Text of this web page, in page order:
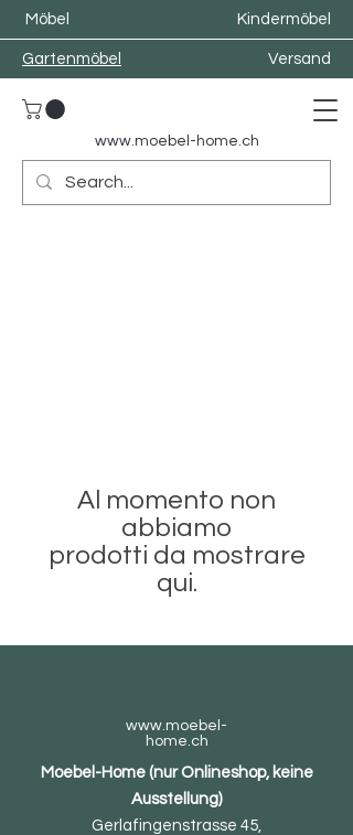
Möbel Kindermöbel
Gartenmöbel Versand
www.moebel-home. ch
Al momento non
abbiamo
prodotti da mostrare
qui.
www.moebel-
home.ch
Moebel-Home (nur Onlineshop, keine
Ausstellung)
Gerlafingenstrasse 45,